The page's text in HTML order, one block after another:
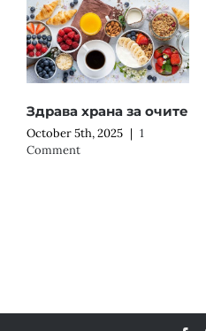
Здрава храна за очите
October 5th, 2025 | 1
Comment